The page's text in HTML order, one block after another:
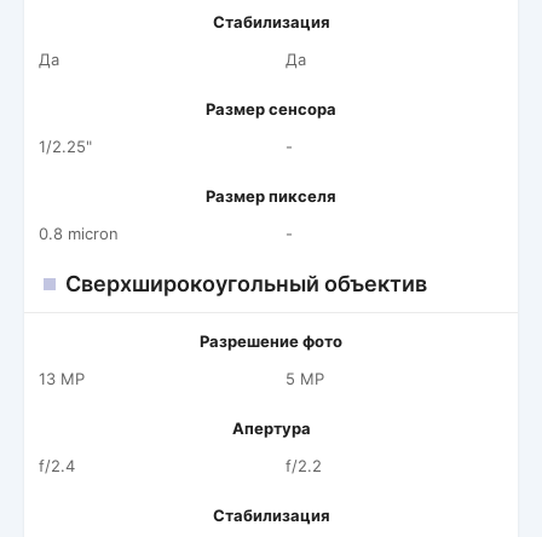
Стабилизация
Да
Да
Размер сенсора
1/2.25"
-
Размер пикселя
0.8 micron
-
Сверхширокоугольный объектив
Разрешение фото
13 MP
5 MP
Апертура
f/2.4
f/2.2
Стабилизация